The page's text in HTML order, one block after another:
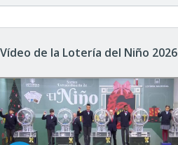
Vídeo de la Lotería del Niño 2026